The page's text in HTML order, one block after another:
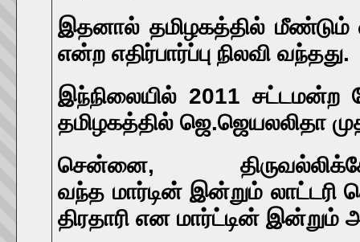
இதனால் தமிழகத்தில் மீண்டும்
என்ற எதிர்பார்ப்பு நிலவி வந்தது.
இந்நிலையில் 2011 சட்டமன்ற
தமிழகத்தில் ஜெ.ஜெயலலிதா
சென்னை,
வந்த மார்டின் இன்றும் லாட்டரி
திரதாரி என மார்ட்டின் இன்றும்